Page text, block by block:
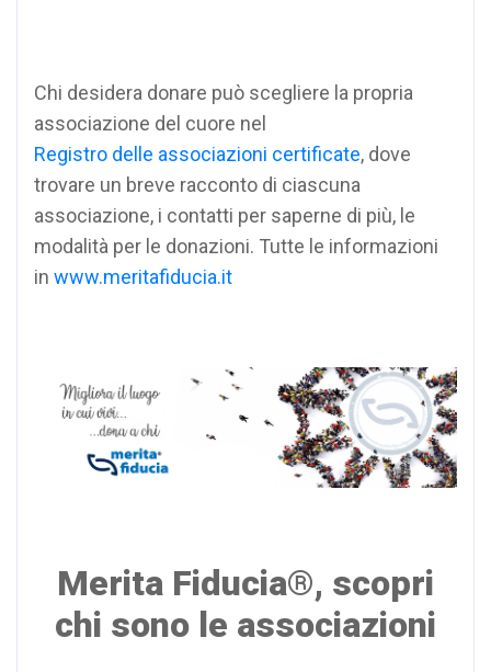
Chi desidera donare può scegliere la propria
associazione del cuore nel
Registro delle associazioni certificate, dove
trovare un breve racconto di ciascuna
associazione, i contatti per saperne di più, le
modalità per le donazioni. Tutte le informazioni
in www.meritafiducia.it
Merita Fiducia®, scopri
chi sono le associazioni